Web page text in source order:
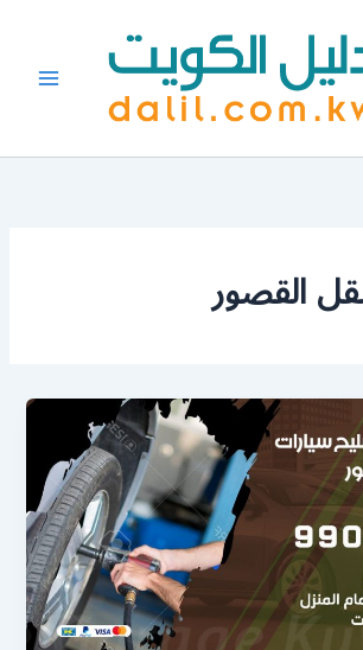
القصور